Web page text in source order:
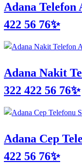
Adana
422 56 76✨
Adana Nakit
322 422 56 76✨
Adana Cep
422 56 76✨